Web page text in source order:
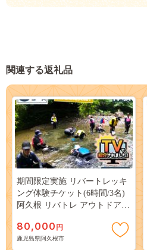
関連する返礼品
期間限定実施 リバートレッキ
ング体験チケット(6時間/3名)
阿久根 リバトレ アウトドア
アー チケット ヒーリング 川
【パズル】akn098-12
80,000 円
鹿児島県阿久根市